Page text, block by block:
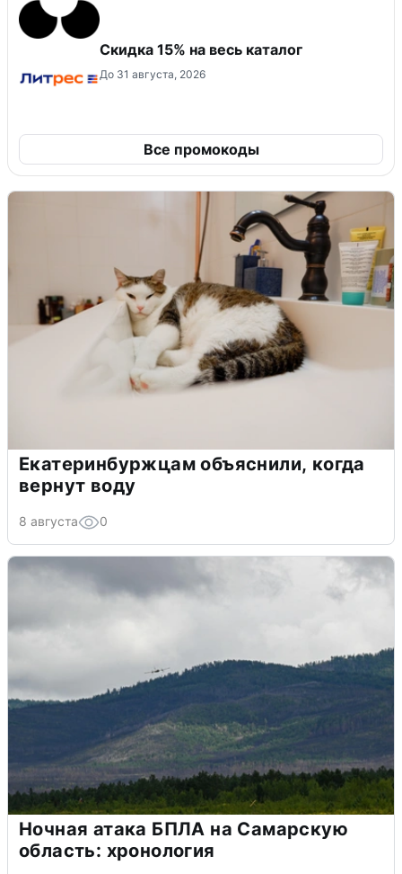
Скидка 15% на весь каталог
До 31 августа, 2026
Все промокоды
Екатеринбуржцам объяснили, когда
вернут воду
8 августа 0
Ночная атака БПЛА на Самарскую
область: хронология